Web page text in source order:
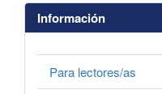
Información
Para lectores/as